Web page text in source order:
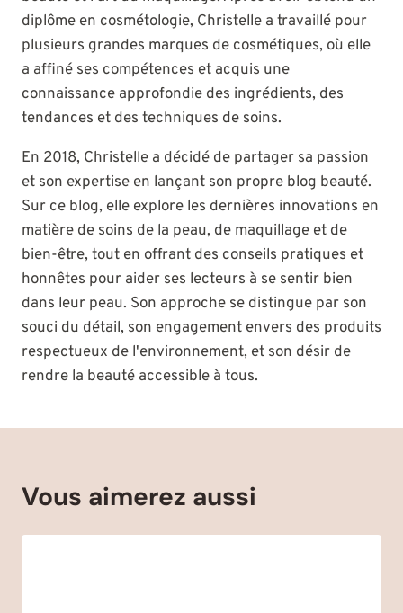
diplôme en cosmétologie, Christelle a travaillé pour
plusieurs grandes marques de cosmétiques, où elle
a affiné ses compétences et acquis une
connaissance approfondie des ingrédients, des
tendances et des techniques de soins.
En 2018, Christelle a décidé de partager sa passion
et son expertise en lançant son propre blog beauté.
Sur ce blog, elle explore les dernières innovations en
matière de soins de la peau, de maquillage et de
bien-être, tout en offrant des conseils pratiques et
honnêtes pour aider ses lecteurs à se sentir bien
dans leur peau. Son approche se distingue par son
souci du détail, son engagement envers des produits
respectueux de l'environnement, et son désir de
rendre la beauté accessible à tous.
Vous aimerez aussi